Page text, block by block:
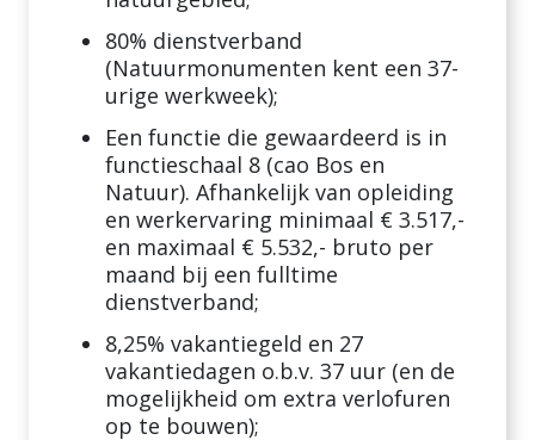
80% dienstverband
(Natuurmonumenten kent een 37-
urige werkweek);
Een functie die gewaardeerd is in
functieschaal 8 (cao Bos en
Natuur). Afhankelijk van opleiding
en werkervaring minimaal € 3.517,-
en maximaal € 5.532,- bruto per
maand bij een fulltime
dienstverband;
8,25% vakantiegeld en 27
vakantiedagen o.b.v. 37 uur (en de
mogelijkheid om extra verlofuren
op te bouwen);